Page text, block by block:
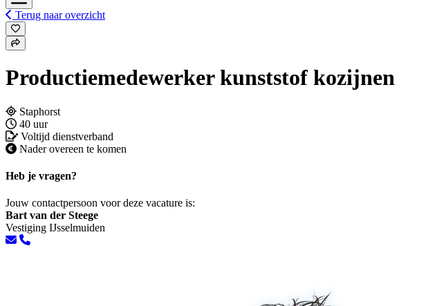
Terug naar overzicht
Productiemedewerker kunststof kozijnen
Staphorst
40 uur
Voltijd dienstverband
Nader overeen te komen
Heb je vragen?
Jouw contactpersoon voor deze vacature is:
Bart van der Steege
Vestiging IJsselmuiden